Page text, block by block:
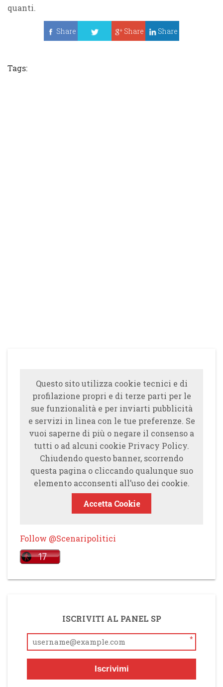
quanti.
Share
Share Share
Tags:
Questo sito utilizza cookie tecnici e di
profilazione propri e di terze parti per le
sue funzionalità e per inviarti pubblicità
e servizi in linea con le tue preferenze. Se
vuoi saperne di più o negare il consenso a
tutti o ad alcuni cookie Privacy Policy.
Chiudendo questo banner, scorrendo
questa pagina o cliccando qualunque suo
elemento acconsenti all’uso dei cookie.
Accetta Cookie
Follow @Scenaripolitici
ISCRIVITI AL PANEL SP
*
Iscrivimi